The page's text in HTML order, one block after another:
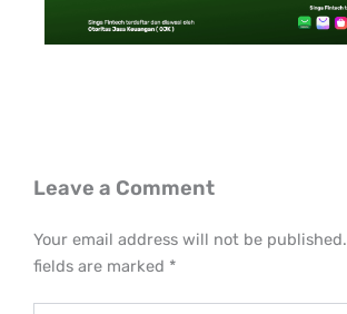
Leave a Comment
Your email address will not be published.
fields are marked *